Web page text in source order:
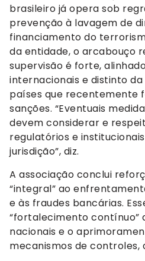
brasileiro já opera sob
prevenção à lavagem de
financiamento do
da entidade, o arcabouço
supervisão é forte,
internacionais e distinto
países que recentemente
sanções. “Eventuais
devem considerar e
regulatórios e
jurisdição”, diz.
A associação conclui
“integral” ao
e às fraudes bancárias.
“fortalecimento contínuo”
nacionais e o
mecanismos de controles,